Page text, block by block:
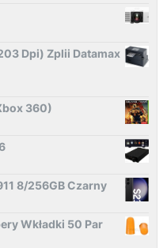
Dpi) Zplii Datamax
360)
8/256GB Czarny
Wkładki 50 Par